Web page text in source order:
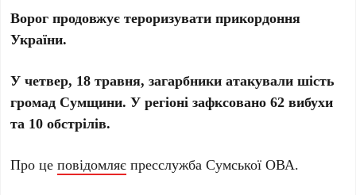
Ворог продовжує тероризувати прикордоння
України.
У четвер, 18 травня, загарбники атакували шість
громад Сумщини. У регіоні зафксовано 62 вибухи
та 10 обстрілів.
Про цеповідомляє пресслужба Сумської ОВА.